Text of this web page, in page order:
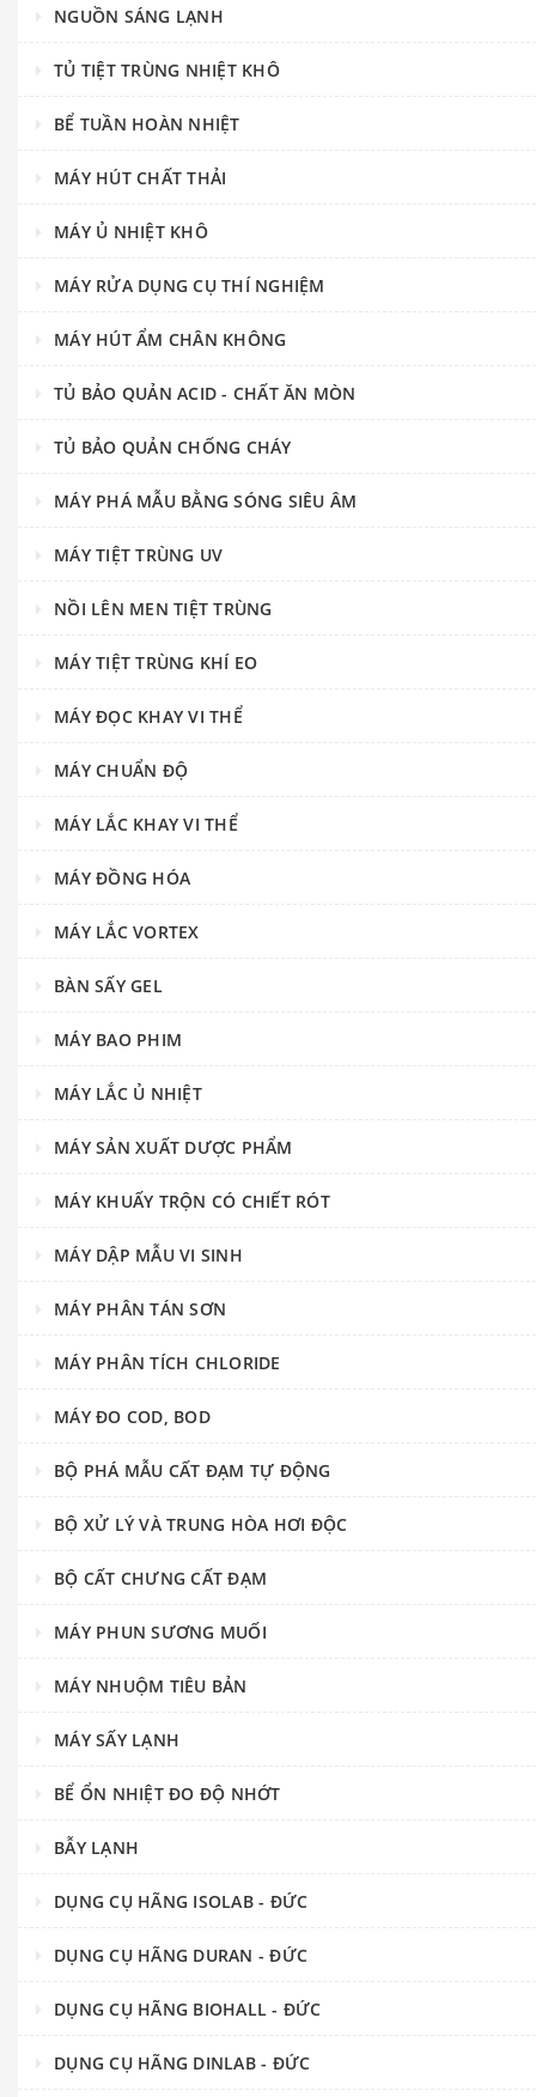
NGUỒN SÁNG LẠNH
TỦ TIỆT TRÙNG NHIỆT KHÔ
BỂ TUẦN HOÀN NHIỆT
MÁY HÚT CHẤT THẢI
MÁY Ủ NHIỆT KHÔ
MÁY RỬA DỤNG CỤ THÍ NGHIỆM
MÁY HÚT ẨM CHÂN KHÔNG
TỦ BẢO QUẢN ACID - CHẤT ĂN MÒN
TỦ BẢO QUẢN CHỐNG CHÁY
MÁY PHÁ MẪU BẰNG SÓNG SIÊU ÂM
MÁY TIỆT TRÙNG UV
NỒI LÊN MEN TIỆT TRÙNG
MÁY TIỆT TRÙNG KHÍ EO
MÁY ĐỌC KHAY VI THỂ
MÁY CHUẨN ĐỘ
MÁY LẮC KHAY VI THỂ
MÁY ĐỒNG HÓA
MÁY LẮC VORTEX
BÀN SẤY GEL
MÁY BAO PHIM
MÁY LẮC Ủ NHIỆT
MÁY SẢN XUẤT DƯỢC PHẨM
MÁY KHUẤY TRỘN CÓ CHIẾT RÓT
MÁY DẬP MẪU VI SINH
MÁY PHÂN TÁN SƠN
MÁY PHÂN TÍCH CHLORIDE
MÁY ĐO COD, BOD
BỘ PHÁ MẪU CẤT ĐẠM TỰ ĐỘNG
BỘ XỬ LÝ VÀ TRUNG HÒA HƠI ĐỘC
BỘ CẤT CHƯNG CẤT ĐẠM
MÁY PHUN SƯƠNG MUỐI
MÁY NHUỘM TIÊU BẢN
MÁY SẤY LẠNH
BỂ ỔN NHIỆT ĐO ĐỘ NHỚT
BẪY LẠNH
DỤNG CỤ HÃNG ISOLAB - ĐỨC
DỤNG CỤ HÃNG DURAN - ĐỨC
DỤNG CỤ HÃNG BIOHALL - ĐỨC
DỤNG CỤ HÃNG DINLAB - ĐỨC